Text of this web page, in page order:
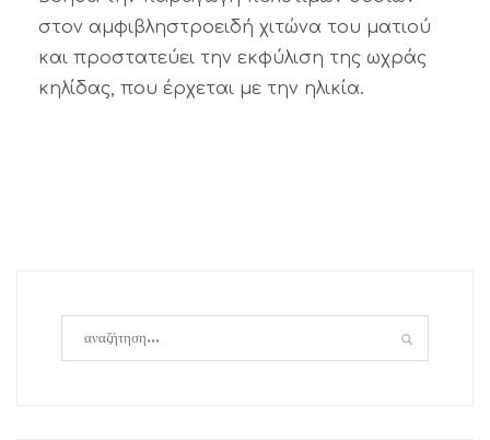
στον αμφιβληστροειδή χιτώνα του ματιού
και προστατεύει την εκφύλιση της ωχράς
κηλίδας, που έρχεται με την ηλικία.